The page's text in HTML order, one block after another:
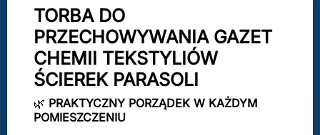
TORBA DO
PRZECHOWYWANIA GAZET
CHEMII TEKSTYLIÓW
ŚCIEREK PARASOLI
🌿 PRAKTYCZNY PORZĄDEK W KAŻDYM
POMIESZCZENIU